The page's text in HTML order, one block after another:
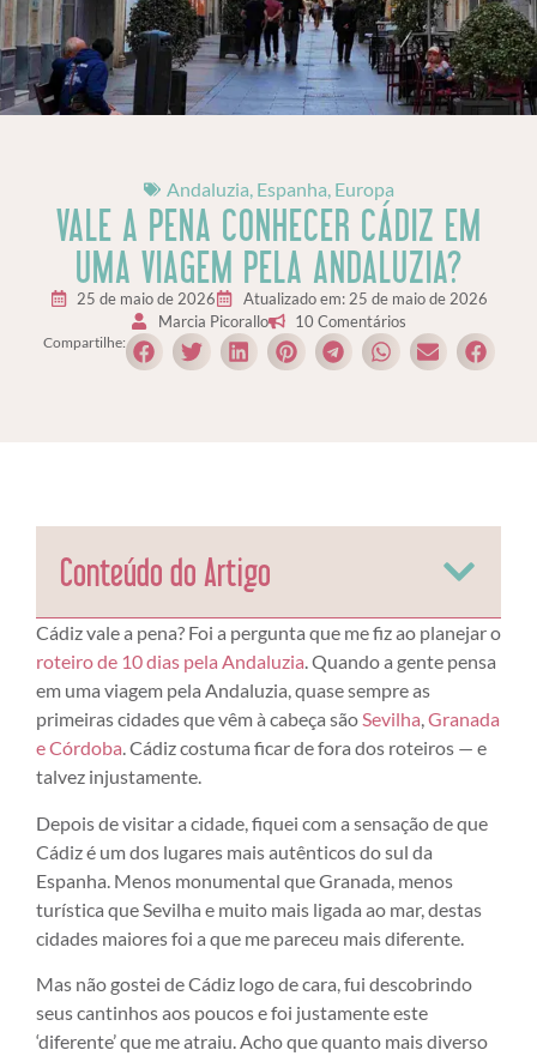
Andaluzia Espanha Europa
VALE A PENA CONHECER CÁDIZ EM
UMA VIAGEM PELA ANDALUZIA?
25 de maio de 2026
Atualizado em: 25 de maio de 2026
Marcia Picorallo
10 Comentários
Compartilhe:
Conteúdo do Artigo
Cádiz vale a pena? Foi a pergunta que me fiz ao planejar o
roteiro de 10 dias pela Andaluzia. Quando a gente pensa
em uma viagem pela Andaluzia, quase sempre as
primeiras cidades que vêm à cabeça sãoSevilha,Granada
e Córdoba. Cádiz costuma ficar de fora dos roteiros — e
talvez injustamente.
Depois de visitar a cidade, fiquei com a sensação de que
Cádiz é um dos lugares mais autênticos do sul da
Espanha. Menos monumental que Granada, menos
turística que Sevilha e muito mais ligada ao mar, destas
cidades maiores foi a que me pareceu mais diferente.
Mas não gostei de Cádiz logo de cara, fui descobrindo
seus cantinhos aos poucos e foi justamente este
‘diferente’ que me atraiu. Acho que quanto mais diverso